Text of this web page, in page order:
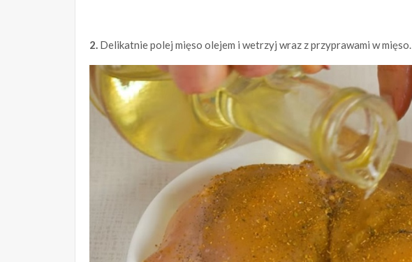
2. Delikatnie polej mięso olejem i wetrzyj wraz z przyprawami w mięso.